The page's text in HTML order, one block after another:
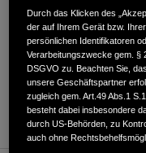
WEBSITE
Durch das Klicken des
der auf Ihrem Gerät bzw.
persönlichen Identifikatoren
Verarbeitungszwecke gem. §
DSGVO zu. Beachten Sie,
unsere Geschäftspartner
zugleich gem. Art.49 Abs.1
besteht dabei insbesondere
durch US-Behörden, zu
auch ohne